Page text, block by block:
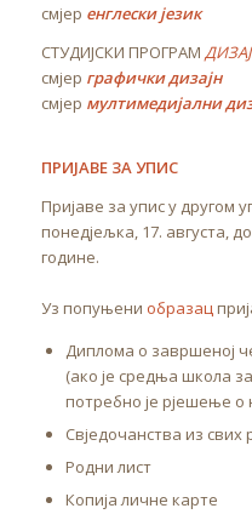
смјер енглески језик
СТУДИЈСКИ ПРОГРАМ
смјер графички дизајн
смјер мултимедијални
ПРИЈАВЕ ЗА УПИС
Пријаве за упис у другом
понедјељка, 17. августа,
године.
Уз попуњени образац
Диплома о завршеној
(ако је средња школа
потребно је рјешење о
Свједочанства из
Родни лист
Копија личне карте